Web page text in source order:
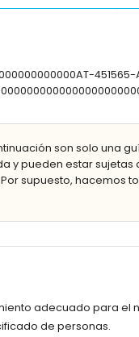
de la villa)
de la villa)
451565-
son solo una
y pueden estar sujetas
supuesto, hacemos
adecuado para el
de personas.